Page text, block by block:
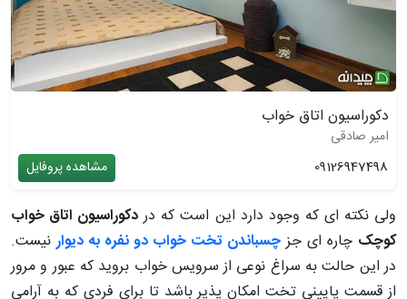
دکوراسیون اتاق خواب
امیر صادقی
09126947498
مشاهده پروفایل
ولی نکته ای که وجود دارد این است که دردکوراسیون اتاق خواب
کوچک چاره ای جزچسباندن تخت خواب دو نفره به دیوارنیست.
در این حالت به سراغ نوعی از سرویس خواب بروید که عبور و مرور
از قسمت پایینی تخت امکان پذیر باشد تا برای فردی که به آرامی